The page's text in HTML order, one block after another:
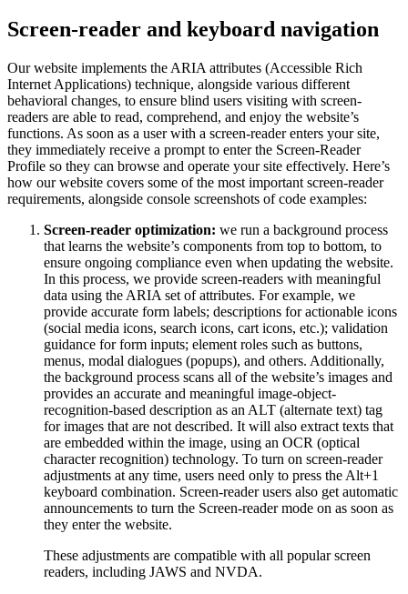
Screen-reader and keyboard navigation
Our website implements the ARIA attributes (Accessible Rich
Internet Applications) technique, alongside various different
behavioral changes, to ensure blind users visiting with screen-
readers are able to read, comprehend, and enjoy the website’s
functions. As soon as a user with a screen-reader enters your site,
they immediately receive a prompt to enter the Screen-Reader
Profile so they can browse and operate your site effectively. Here’s
how our website covers some of the most important screen-reader
requirements, alongside console screenshots of code examples:
Screen-reader optimization: we run a background process
that learns the website’s components from top to bottom, to
ensure ongoing compliance even when updating the website.
In this process, we provide screen-readers with meaningful
data using the ARIA set of attributes. For example, we
provide accurate form labels; descriptions for actionable icons
(social media icons, search icons, cart icons, etc.); validation
guidance for form inputs; element roles such as buttons,
menus, modal dialogues (popups), and others. Additionally,
the background process scans all of the website’s images and
provides an accurate and meaningful image-object-
recognition-based description as an ALT (alternate text) tag
for images that are not described. It will also extract texts that
are embedded within the image, using an OCR (optical
character recognition) technology. To turn on screen-reader
adjustments at any time, users need only to press the Alt+1
keyboard combination. Screen-reader users also get automatic
announcements to turn the Screen-reader mode on as soon as
they enter the website.
These adjustments are compatible with all popular screen
readers, including JAWS and NVDA.